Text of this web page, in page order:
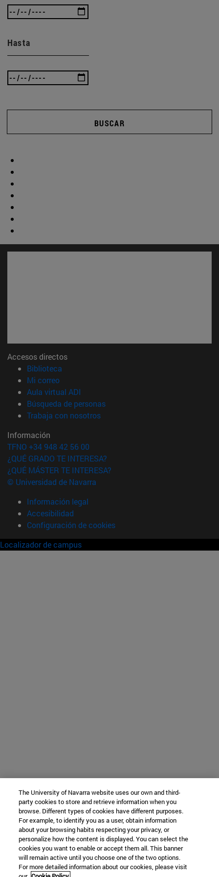
Hasta
BUSCAR
Accesos directos
Biblioteca
Mi correo(abre en nueva ventana)
Aula virtual ADI
Búsqueda de personas(abre en nueva ventana)
Trabaja con nosotros(abre en nueva ventana)
Información
TFNO +34 948 42 56 00
¿QUÉ GRADO TE INTERESA?
¿QUÉ MÁSTER TE INTERESA?
© Universidad de Navarra
Información legal
Accesibilidad
Configuración de cookies
Localizador de campus
The University of Navarra website uses our own and third-
party cookies to store and retrieve information when you
browse. Different types of cookies have different purposes.
For example, to identify you as a user, obtain information
about your browsing habits respecting your privacy, or
personalize how the content is displayed. You can select the
cookies you want to enable or accept them all. This banner
will remain active until you choose one of the two options.
For more detailed information about our cookies, please visit